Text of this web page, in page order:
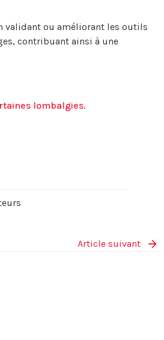
validant ou améliorant les outils
contribuant ainsi à une
lombalgies.
Article suivant